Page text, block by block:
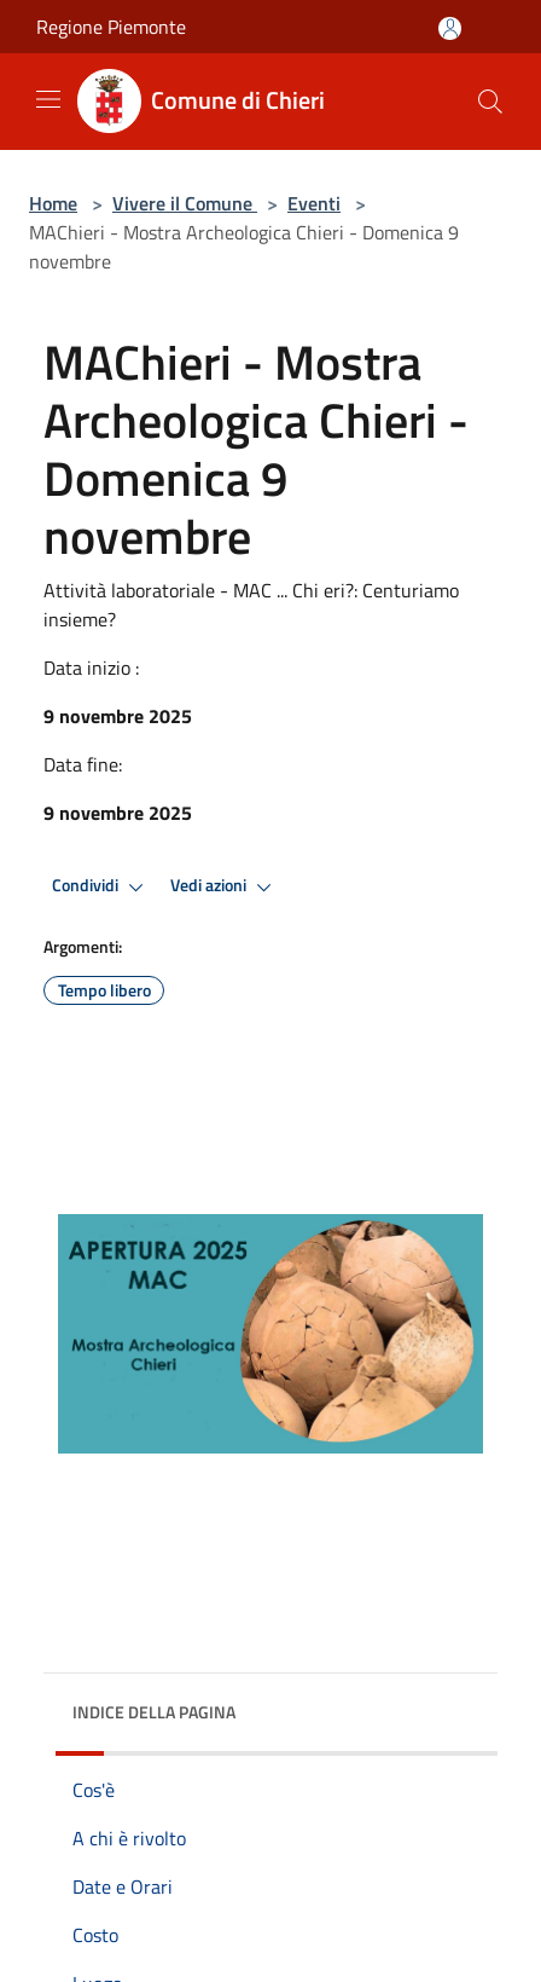
Salta al contenuto principale
Regione Piemonte
Comune di Chieri
Home > Vivere il Comune > Eventi >
MAChieri - Mostra Archeologica Chieri - Domenica 9
novembre
MAChieri - Mostra
Archeologica Chieri -
Domenica 9
novembre
Attività laboratoriale - MAC ... Chi eri?: Centuriamo
insieme?
Data inizio :
9 novembre 2025
Data fine:
9 novembre 2025
Condividi Vedi azioni
Argomenti:
Tempo libero
INDICE DELLA PAGINA
Cos'è
A chi è rivolto
Date e Orari
Costo